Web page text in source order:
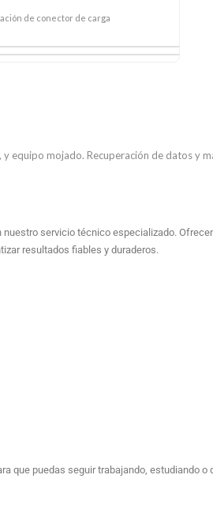
de conector de carga
equipo mojado. Recuperación de datos y
servicio técnico especializado.
resultados fiables y duraderos.
que puedas seguir trabajando, estudiando